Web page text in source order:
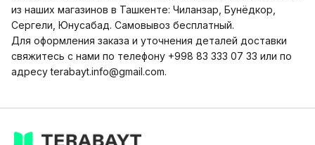
из наших магазинов в Ташкенте: Чиланзар, Бунёдкор,
Сергели, Юнусабад. Самовывоз бесплатный.
Для оформления заказа и уточнения деталей доставки
свяжитесь с нами по телефону +998 83 333 07 33 или по
адресу terabayt.info@gmail.com.